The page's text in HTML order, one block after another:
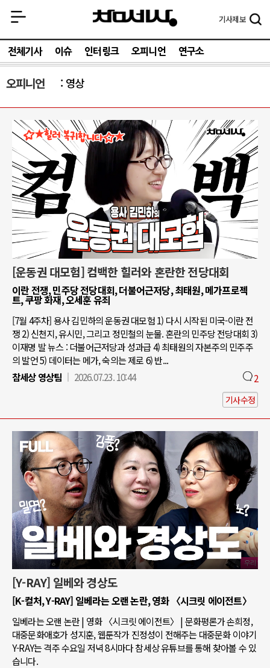
기사제보
전체기사 이슈 인터링크 오피니언 연구소
오피니언 영상
[운동권 대모험] 컴백한 힐러와 혼란한 전당대회
이란 전쟁, 민주당 전당대회, 더불어근저당, 최태원, 메가프로젝
트, 쿠팡 화재, 오세훈 유죄
[7월 4주차] 용사 김민하의 운동권 대모험 1) 다시 시작된 미국-이란 전
쟁 2) 신천지, 유시민, 그리고 정민철의 눈물. 혼란의 민주당 전당대회 3)
이재명 발 뉴스 : 더불어근저당과 성과급 4) 최태원의 자본주의 민주주
의 발언 5) 데이터는 메가, 숙의는 제로 6) 반...
참세상 영상팀
2026.07.23. 10:44 2
기사수정
[Y-RAY] 일베와 경상도
[K-컬처, Y-RAY] 일베라는 오랜 논란, 영화 〈시크릿 에이전트〉
일베라는 오랜 논란 | 영화 〈시크릿 에이전트〉 | 문화평론가 손희정,
대중문화애호가 성지훈, 웹툰작가 진정성이 전해주는 대중문화 이야기
Y-RAY는 격주 수요일 저녁 8시마다 참세상 유튜브를 통해 찾아볼 수 있
습니다.